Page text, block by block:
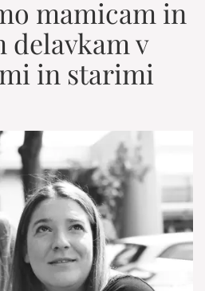
mamicam in
delavkam v
in starimi